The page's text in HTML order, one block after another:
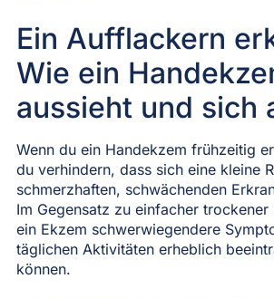
Ein Aufflackern
Wie ein
aussieht und sich
Wenn du ein Handekzem frühzeitig
du verhindern, dass sich eine kleine
schmerzhaften, schwächenden
Im Gegensatz zu einfacher
ein Ekzem schwerwiegendere
täglichen Aktivitäten erheblich
können.